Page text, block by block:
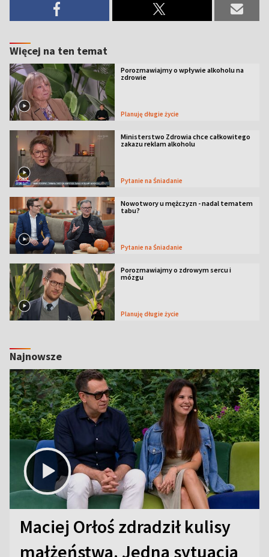
Więcej na ten temat
Porozmawiajmy o wpływie alkoholu na
zdrowie
Planuję długie życie
Ministerstwo Zdrowia chce całkowitego
zakazu reklam alkoholu
Pytanie na Śniadanie
Nowotwory u mężczyzn - nadal tematem
tabu?
Pytanie na Śniadanie
Porozmawiajmy o zdrowym sercu i
mózgu
Planuję długie życie
Najnowsze
Maciej Orłoś zdradził kulisy
małżeństwa. Jedna sytuacja